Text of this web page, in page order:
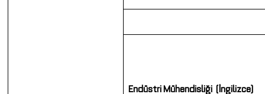
EndüstriMühendisliği (İngilizce)